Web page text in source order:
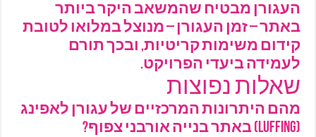
העגורן מבטיח שהמשאב היקר ביותר
באתר – זמן העגורן – מנוצל במלואו לטובת
קידום משימות קריטיות, ובכך תורם
לעמידה ביעדי הפרויקט.
שאלות נפוצות
מהם היתרונות המרכזיים של עגורן לאפינג
(Luffing) באתר בנייה אורבני צפוף?